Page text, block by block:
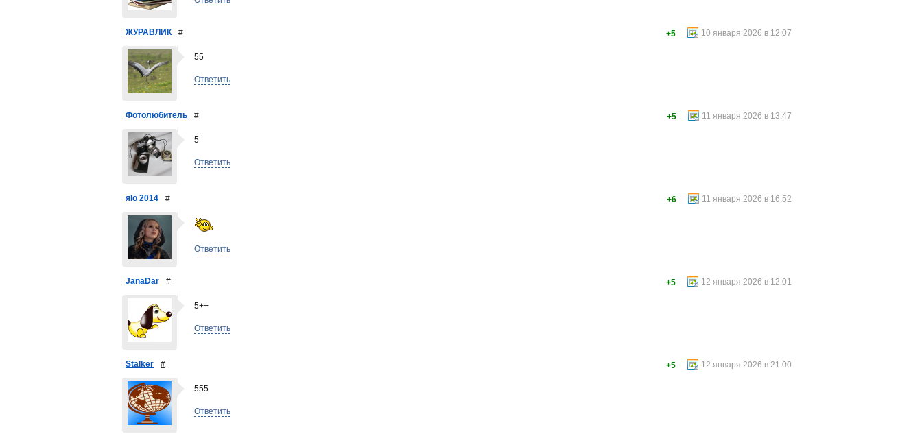
ЖУРАВЛИК # 10 января 2026 в 12:07
+5
55
Ответить
Фотолюбитель # 11 января 2026 в 13:47
+5
5
Ответить
яlo 2014 # 11 января 2026 в 16:52
+6
Ответить
JanaDar # 12 января 2026 в 12:01
+5
5++
Ответить
Stalker # 12 января 2026 в 21:00
+5
555
Ответить